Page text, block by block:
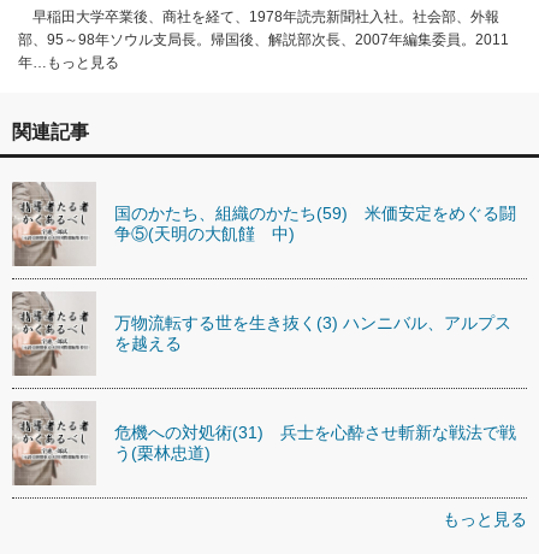
早稲田大学卒業後、商社を経て、1978年読売新聞社入社。社会部、外報
部、95～98年ソウル支局長。帰国後、解説部次長、2007年編集委員。2011
年…もっと見る
関連記事
国のかたち、組織のかたち(59) 米価安定をめぐる闘
争⑤(天明の大飢饉 中)
万物流転する世を生き抜く(3) ハンニバル、アルプス
を越える
危機への対処術(31) 兵士を心酔させ斬新な戦法で戦
う(栗林忠道)
もっと見る